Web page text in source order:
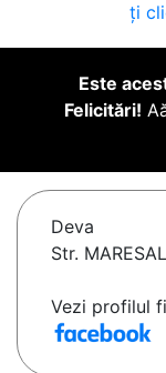
ți
Este
Felicitări!
Deva
Str.
Vezi profilul